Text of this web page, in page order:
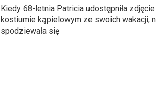
Kiedy 68-letnia Patricia udostępniła
kostiumie kąpielowym ze swoich wakacji,
spodziewała się